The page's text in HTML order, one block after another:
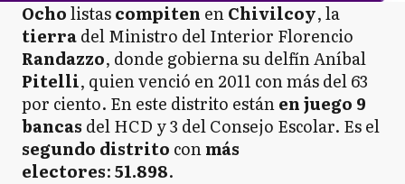
Ocholistascompiten enChivilcoy, la
tierradel Ministro del Interior Florencio
Randazzo, donde gobierna su delfín Aníbal
Pitelli, quien venció en 2011 con más del 63
por ciento. En este distrito estánen juego 9
bancas del HCD y 3 del Consejo Escolar. Es el
segundo distrito conmás
electores:51.898.